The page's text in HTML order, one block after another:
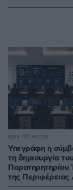
Υπεγράφη η
τη δημιουργία
της Περιφέρειας
πριν 40 λεπτά